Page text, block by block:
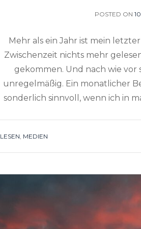
POSTED ON
Mehr als ein Jahr ist mein
Zwischenzeit nichts mehr
gekommen. Und nach wie
unregelmäßig. Ein monatlicher
sonderlich sinnvoll, wenn ich in
LESEN MEDIEN